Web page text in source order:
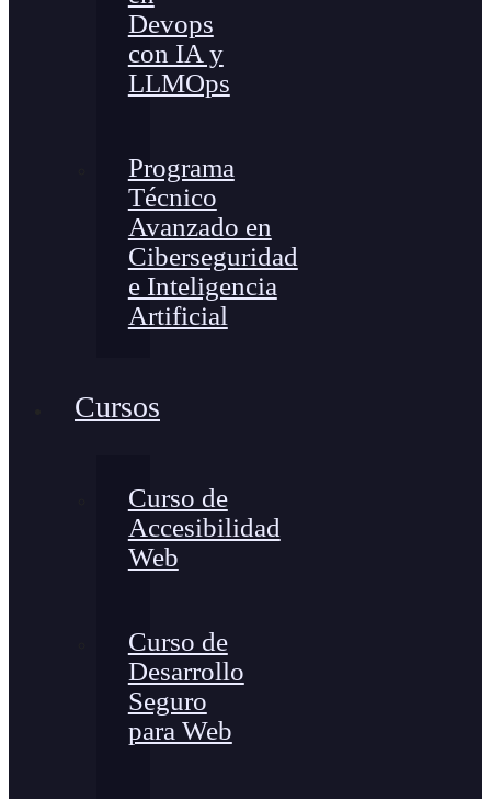
Devops
con IA y
LLMOps
Programa
Técnico
Avanzado en
Ciberseguridad
e Inteligencia
Artificial
Cursos
Curso de
Accesibilidad
Web
Curso de
Desarrollo
Seguro
para Web